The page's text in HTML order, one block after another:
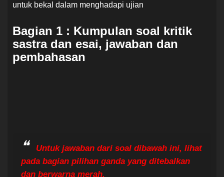
untuk bekal dalam menghadapi ujian
Bagian 1 : Kumpulan soal kritik
sastra dan esai, jawaban dan
pembahasan
Untuk jawaban dari soal dibawah ini, lihat
pada bagian pilihan ganda yang ditebalkan
dan berwarna merah.